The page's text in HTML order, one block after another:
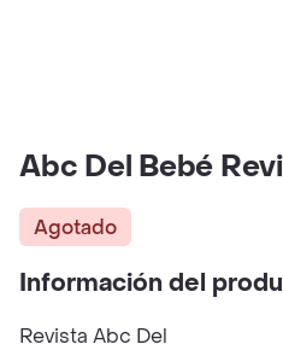
Abc Del Bebé
Agotado
Información del
Revista Abc Del